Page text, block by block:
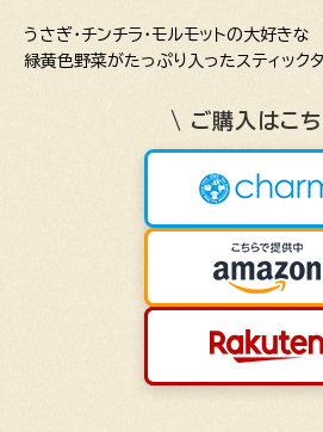
うさぎ・チンチラ・モルモットの大好きな
緑黄色野菜がたっぷり入ったスティック
\ ご購入はこ